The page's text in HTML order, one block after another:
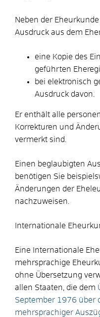
Neben der
Ausdruck aus dem
eine Kopie des
geführten
bei elektronisch
Ausdruck davon.
Er enthält alle
Korrekturen und
vermerkt sind.
Einen beglaubigten
benötigen Sie
Änderungen der
nachzuweisen.
Internationale
Eine Internationale
mehrsprachige
ohne Übersetzung
allen Staaten, die dem
September 1976 über
mehrsprachiger